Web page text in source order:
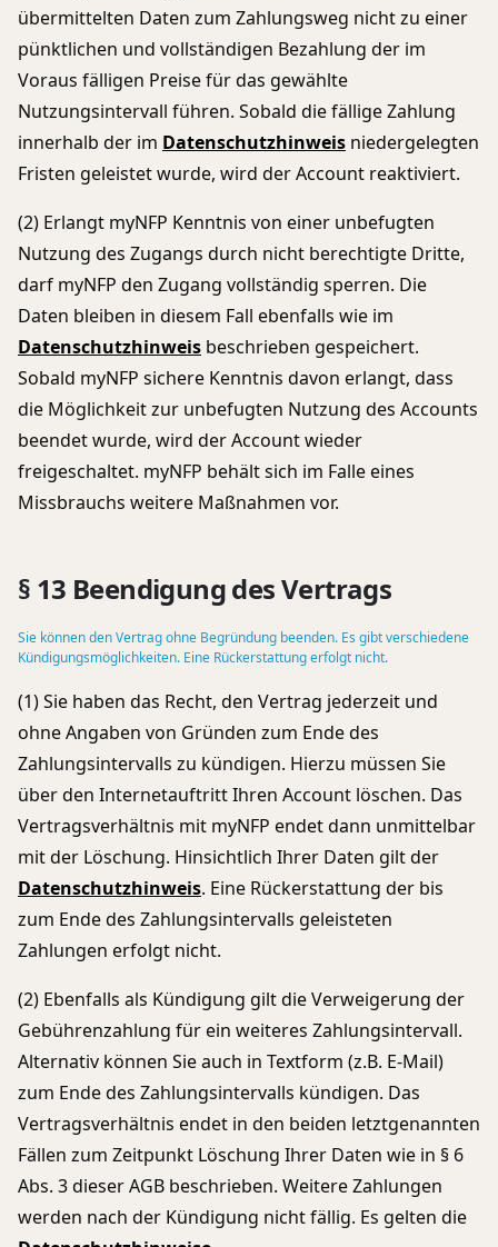
übermittelten Daten zum Zahlungsweg nicht zu einer
pünktlichen und vollständigen Bezahlung der im
Voraus fälligen Preise für das gewählte
Nutzungsintervall führen. Sobald die fällige Zahlung
innerhalb der im Datenschutzhinweis niedergelegten
Fristen geleistet wurde, wird der Account reaktiviert.
(2) Erlangt myNFP Kenntnis von einer unbefugten
Nutzung des Zugangs durch nicht berechtigte Dritte,
darf myNFP den Zugang vollständig sperren. Die
Daten bleiben in diesem Fall ebenfalls wie im
Datenschutzhinweis beschrieben gespeichert.
Sobald myNFP sichere Kenntnis davon erlangt, dass
die Möglichkeit zur unbefugten Nutzung des Accounts
beendet wurde, wird der Account wieder
freigeschaltet. myNFP behält sich im Falle eines
Missbrauchs weitere Maßnahmen vor.
§ 13 Beendigung des Vertrags
Sie können den Vertrag ohne Begründung beenden. Es gibt verschiedene
Kündigungsmöglichkeiten. Eine Rückerstattung erfolgt nicht.
(1) Sie haben das Recht, den Vertrag jederzeit und
ohne Angaben von Gründen zum Ende des
Zahlungsintervalls zu kündigen. Hierzu müssen Sie
über den Internetauftritt Ihren Account löschen. Das
Vertragsverhältnis mit myNFP endet dann unmittelbar
mit der Löschung. Hinsichtlich Ihrer Daten gilt der
Datenschutzhinweis. Eine Rückerstattung der bis
zum Ende des Zahlungsintervalls geleisteten
Zahlungen erfolgt nicht.
(2) Ebenfalls als Kündigung gilt die Verweigerung der
Gebührenzahlung für ein weiteres Zahlungsintervall.
Alternativ können Sie auch in Textform (z.B. E-Mail)
zum Ende des Zahlungsintervalls kündigen. Das
Vertragsverhältnis endet in den beiden letztgenannten
Fällen zum Zeitpunkt Löschung Ihrer Daten wie in § 6
Abs. 3 dieser AGB beschrieben. Weitere Zahlungen
werden nach der Kündigung nicht fällig. Es gelten die